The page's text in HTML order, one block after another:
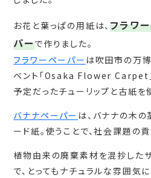
お花と葉っぱの用紙は、フラワ
パーで作りました。
フラワーペーパー は吹田市の万
ベント「Osaka Flower Carpet
予定だったチューリップと古紙を
バナナペーパー は、バナナの木
ード紙。使うことで、社会課題の
植物由来の廃棄素材を混抄した
で、とってもナチュラルな雰囲気